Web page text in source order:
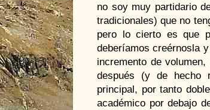
no soy muy partidario
tradicionales) que no
pero lo cierto es que
deberíamos creérnosla
incremento de
después (y de hecho
principal, por tanto
académico por debajo